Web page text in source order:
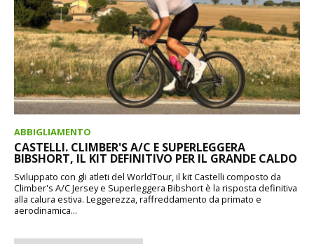
ABBIGLIAMENTO
CASTELLI. CLIMBER'S A/C E SUPERLEGGERA
BIBSHORT, IL KIT DEFINITIVO PER IL GRANDE CALDO
Sviluppato con gli atleti del WorldTour, il kit Castelli composto da
Climber's A/C Jersey e Superleggera Bibshort è la risposta definitiva
alla calura estiva. Leggerezza, raffreddamento da primato e
aerodinamica...